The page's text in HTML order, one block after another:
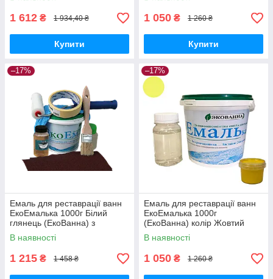
1 612 ₴ 1 934,40 ₴
Купити
1 050 ₴ 1 260 ₴
Купити
–17%
Емаль для реставрації ванн
ЕкоЕмалька 1000г Білий
глянець (ЕкоВанна) з
набором для реставрації
ванн Оригінал
В наявності
1 215 ₴ 1 458 ₴
–17%
Емаль для реставрації ванн
ЕкоЕмалька 1000г
(ЕкоВанна) колір Жовтий
В наявності
1 050 ₴ 1 260 ₴